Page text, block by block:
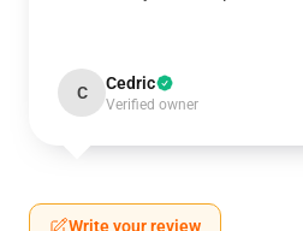
C Cedric
Verified owner
Write your review